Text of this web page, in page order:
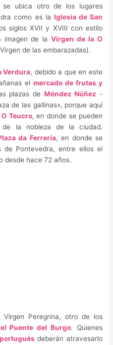
ubica otro de los lugares
como es la Iglesia de San
siglos XVII y XVIII con estilo
imagen de laVirgen de la O
de las embarazadas).
Verdura, debido a que en este
el mercado de frutas y
plazas deMéndez Núñez -
de las gallinas», porque aquí
O Teucro, en donde se pueden
de la nobleza de la ciudad.
da Ferrería, en donde se
de Pontevedra, entre ellos el
desde hace 72 años.
Peregrina, otro de los
Puente del Burgo. Quienes
deberán atravesarlo